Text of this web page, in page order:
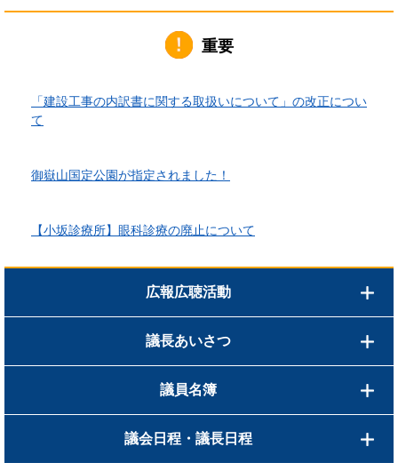
重要
「建設工事の内訳書に関する取扱いについて」の改正につい
て
御嶽山国定公園が指定されました！
【小坂診療所】眼科診療の廃止について
広報広聴活動
議長あいさつ
議員名簿
議会日程・議長日程